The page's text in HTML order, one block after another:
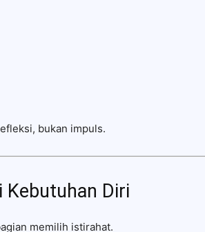
bukan impuls.
Kebutuhan Diri
memilih istirahat.